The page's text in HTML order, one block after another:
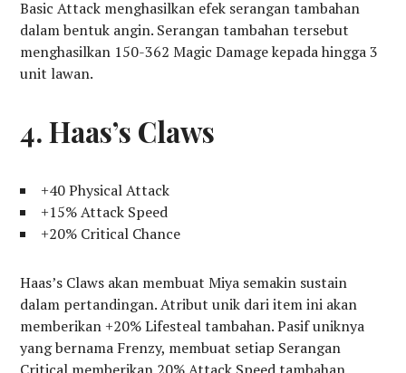
Basic Attack menghasilkan efek serangan tambahan
dalam bentuk angin. Serangan tambahan tersebut
menghasilkan 150-362 Magic Damage kepada hingga 3
unit lawan.
4. Haas’s Claws
+40 Physical Attack
+15% Attack Speed
+20% Critical Chance
Haas’s Claws akan membuat Miya semakin sustain
dalam pertandingan. Atribut unik dari item ini akan
memberikan +20% Lifesteal tambahan. Pasif uniknya
yang bernama Frenzy, membuat setiap Serangan